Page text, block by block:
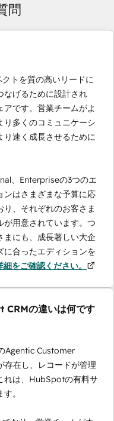
問
トを質の高いリードに
なげるために設計され
です。営業チームがよ
り多くのコミュニケーシ
り速く成長させるために
、Enterpriseの3つのエ
ンはさまざまな予算に応
、それぞれのお客さま
用意されています。つ
まにも、成長著しい大企
合ったエディションを
をご確認ください。
の違いは何です
Agentic Customer
在し、レコードが管理
れは、HubSpotの有料サ
。